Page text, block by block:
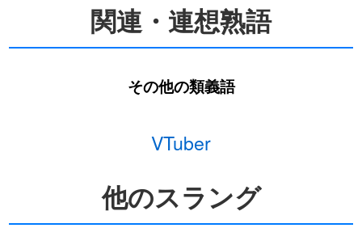
関連・連想熟語
その他の類義語
VTuber
他のスラング